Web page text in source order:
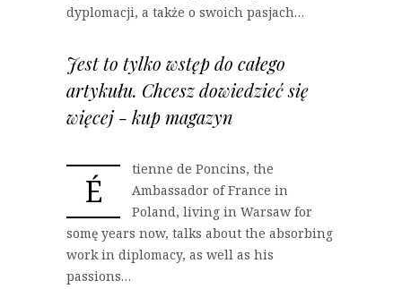
dyplomacji, a także o swoich pasjach…
Jest to tylko wstęp do całego
artykułu. Chcesz dowiedzieć się
więcej - kup magazyn
É
tienne de Poncins, the
Ambassador of France in
Poland, living in Warsaw for
somę years now, talks about the absorbing
work in diplomacy, as well as his
passions…